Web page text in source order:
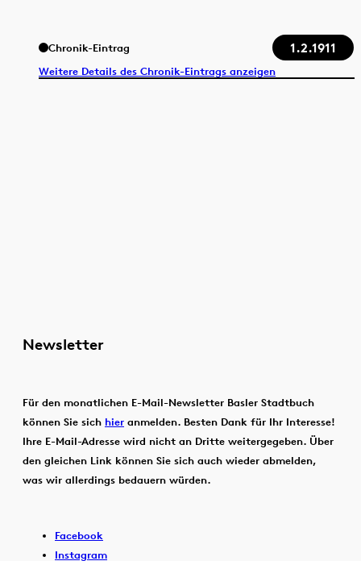
Chronik-Eintrag 1.2.1911
Weitere Details des Chronik-Eintrags anzeigen
Newsletter
Für den monatlichen E-Mail-Newsletter Basler Stadtbuch
können Sie sich hier anmelden. Besten Dank für Ihr Interesse!
Ihre E-Mail-Adresse wird nicht an Dritte weitergegeben. Über
den gleichen Link können Sie sich auch wieder abmelden,
was wir allerdings bedauern würden.
Facebook
Instagram